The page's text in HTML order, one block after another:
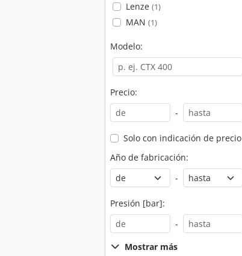
Lenze (1)
MAN (1)
Modelo:
Precio:
-
Solo con indicación de precio
Año de fabricación:
-
Presión [bar]:
-
Mostrar más